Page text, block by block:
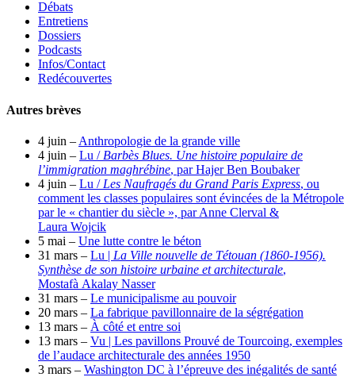
Débats
Entretiens
Dossiers
Podcasts
Infos/Contact
Redécouvertes
Autres brèves
4 juin – Anthropologie de la grande ville
4 juin – Lu / Barbès Blues. Une histoire populaire de
l’immigration maghrébine, par Hajer Ben Boubaker
4 juin – Lu / Les Naufragés du Grand Paris Express, ou
comment les classes populaires sont évincées de la Métropole
par le « chantier du siècle », par Anne Clerval &
Laura Wojcik
5 mai – Une lutte contre le béton
31 mars – Lu | La Ville nouvelle de Tétouan (1860-1956).
Synthèse de son histoire urbaine et architecturale,
Mostafà Akalay Nasser
31 mars – Le municipalisme au pouvoir
20 mars – La fabrique pavillonnaire de la ségrégation
13 mars – À côté et entre soi
13 mars – Vu | Les pavillons Prouvé de Tourcoing, exemples
de l’audace architecturale des années 1950
3 mars – Washington DC à l’épreuve des inégalités de santé